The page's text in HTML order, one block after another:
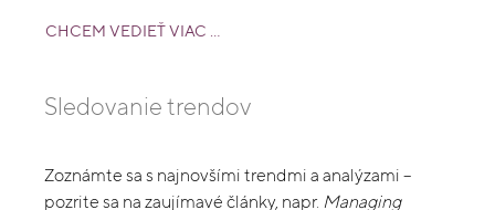
CHCEM VEDIEŤ VIAC ...
Sledovanie trendov
Zoznámte sa s najnovšími trendmi a analýzami –
pozrite sa na zaujímavé články, napr. Managing